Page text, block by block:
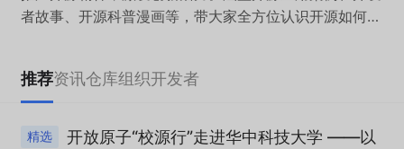
者故事、开源科普漫画等，带大家全方位认识开源如何赋
推荐资讯仓库组织开发者
精选
开放原子“校源行”走进华中科技大学 ——以